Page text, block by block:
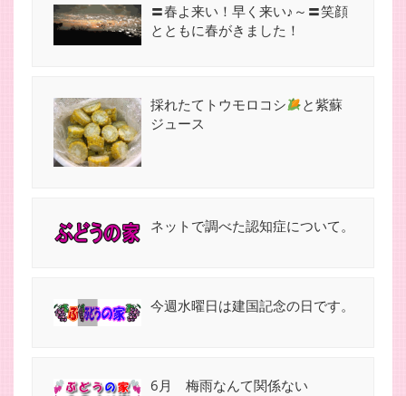
〓春よ来い！早く来い♪～〓笑顔
とともに春がきました！
採れたてトウモロコシ
と紫蘇
ジュース
ネットで調べた認知症について。
今週水曜日は建国記念の日です。
6月 梅雨なんて関係ない